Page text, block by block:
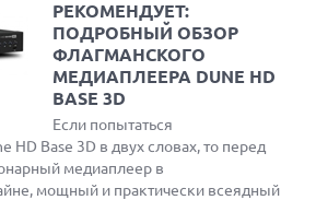
РЕКОМЕНДУЕТ:
ПОДРОБНЫЙ ОБЗОР
ФЛАГМАНСКОГО
МЕДИАПЛЕЕРА DUNE HD
BASE 3D
Если попытаться
HD Base 3D в двух словах, то перед
медиаплеер в
мощный и практически всеядный